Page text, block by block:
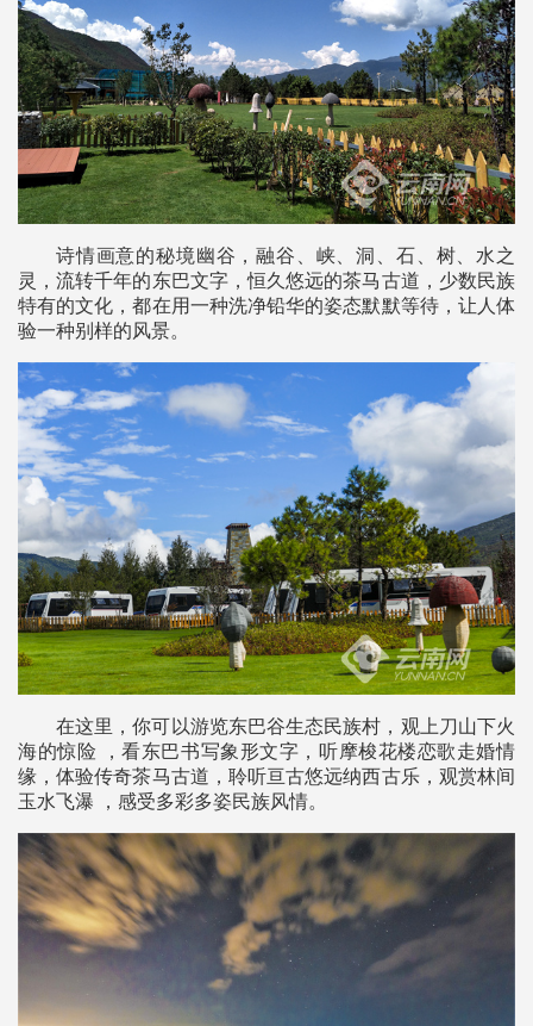
诗情画意的秘境幽谷，融谷、峡、洞、石、树、水之
灵，流转千年的东巴文字，恒久悠远的茶马古道，少数民族
特有的文化，都在用一种洗净铅华的姿态默默等待，让人体
验一种别样的风景。
在这里，你可以游览东巴谷生态民族村，观上刀山下火
海的惊险 ，看东巴书写象形文字，听摩梭花楼恋歌走婚情
缘，体验传奇茶马古道，聆听亘古悠远纳西古乐，观赏林间
玉水飞瀑 ，感受多彩多姿民族风情。